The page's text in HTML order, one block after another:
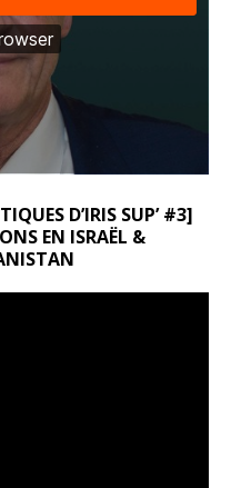
D’IRIS SUP’ #3]
EN ISRAËL &